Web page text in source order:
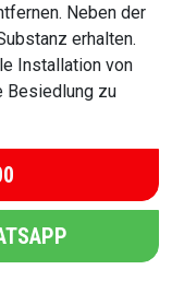
Neben der
erhalten.
Installation von
Besiedlung zu